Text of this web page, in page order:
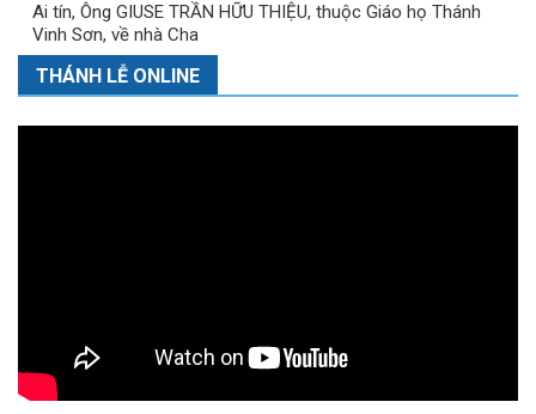
Ai tín, Ông GIUSE TRẦN HỮU THIỆU, thuộc Giáo họ Thánh
Vinh Sơn, về nhà Cha
THÁNH LỄ ONLINE